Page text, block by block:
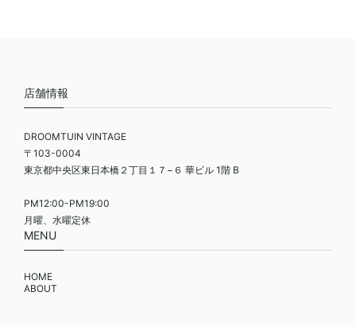
店舗情報
DROOMTUIN VINTAGE
〒103-0004
東京都中央区東日本橋２丁目１７−６ 華ビル 1階 B
PM12:00-PM19:00
月曜、水曜定休
MENU
HOME
ABOUT